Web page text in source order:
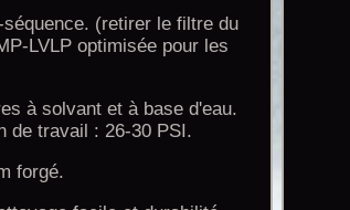
(retirer le filtre du
LVLP optimisée pour les
à solvant et à base d'eau.
de travail : 26-30 PSI.
forgé.